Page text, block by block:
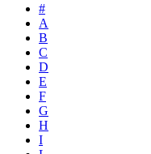
#
A
B
C
D
E
F
G
H
I